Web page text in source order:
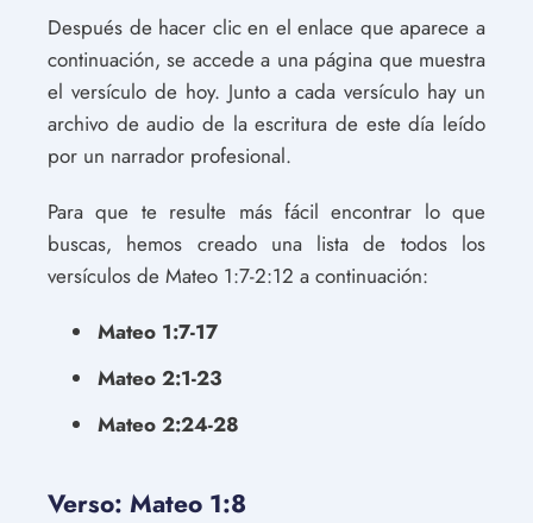
Después de hacer clic en el enlace que aparece a
continuación, se accede a una página que muestra
el versículo de hoy. Junto a cada versículo hay un
archivo de audio de la escritura de este día leído
por un narrador profesional.
Para que te resulte más fácil encontrar lo que
buscas, hemos creado una lista de todos los
versículos de Mateo 1:7-2:12 a continuación:
Mateo 1:7-17
Mateo 2:1-23
Mateo 2:24-28
Verso: Mateo 1:8